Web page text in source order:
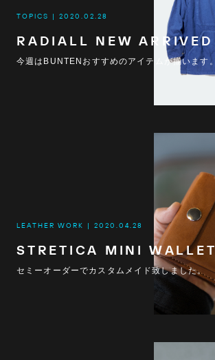
TOPICS 2020.02.28
RADIALL NEW ARRIVED
今週はBUNTENおすすめのアイテムが揃います。
LEATHER WORK 2020.04.28
STRETICA MINI WALLET
セミーオーダーでカスタムメイド致しました。